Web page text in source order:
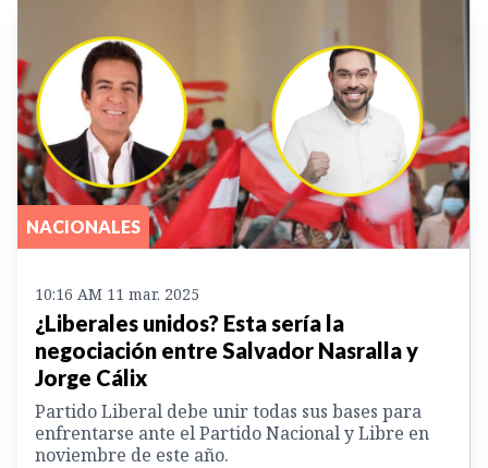
NACIONALES
10:16 AM 11 mar. 2025
¿Liberales unidos? Esta sería la
negociación entre Salvador Nasralla y
Jorge Cálix
Partido Liberal debe unir todas sus bases para
enfrentarse ante el Partido Nacional y Libre en
noviembre de este año.